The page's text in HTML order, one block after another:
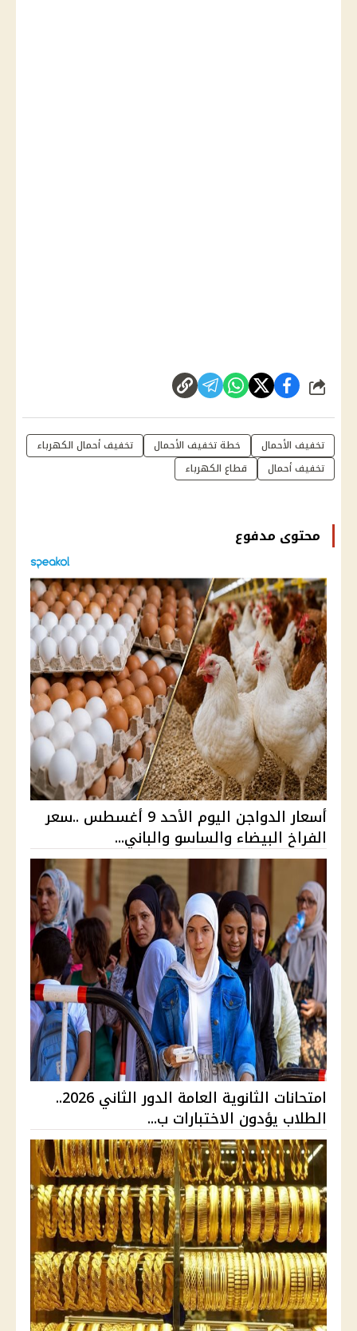
شارك
تخفيف الأحمال خطة تخفيف الأحمال
تخفيف أحمال الكهرباء
تخفيف أحمال
قطاع الكهرباء
محتوى مدفوع
أسعار الدواجن اليوم الأحد 9 أغسطس ..سعر
الفراخ البيضاء والساسو والباني...
امتحانات الثانوية العامة الدور الثاني 2026..
الطلاب يؤدون الاختبارات ب...